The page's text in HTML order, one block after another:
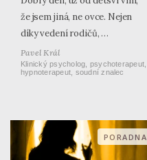
že jsem jiná, ne ovce. Nejen
díky vedení rodičů, …
Pavel Král
Klinický psycholog, psychoterapeut,
hypnoterapeut, soudní znalec
PORADNA